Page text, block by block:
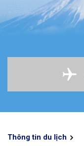
Thông tin du lịch